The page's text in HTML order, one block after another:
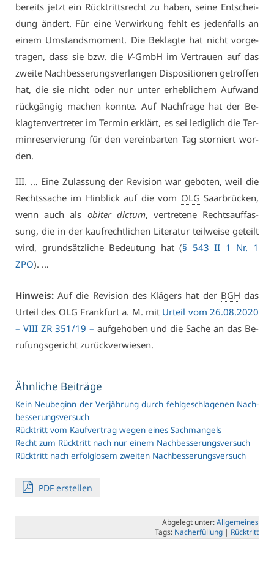
be­reits jetzt ein Rück­tritts­recht zu ha­ben, sei­ne Ent­schei­
dung än­dert. Für ei­ne Ver­wir­kung fehlt es je­den­falls an
ei­nem Um­stands­mo­ment. Die Be­klag­te hat nicht vor­ge­
tra­gen, dass sie bzw. die V-GmbH im Ver­trau­en auf das
zwei­te Nach­bes­se­rungs­ver­lan­gen Dis­po­si­tio­nen ge­trof­fen
hat, die sie nicht oder nur un­ter er­heb­li­chem Auf­wand
rück­gän­gig ma­chen konn­te. Auf Nach­fra­ge hat der Be­
klag­ten­ver­tre­ter im Ter­min er­klärt, es sei le­dig­lich die Ter­
min­re­ser­vie­rung für den ver­ein­bar­ten Tag stor­niert wor­
den.
III. … Ei­ne Zu­las­sung der Re­vi­si­on war ge­bo­ten, weil die
Rechts­sa­che im Hin­blick auf die vom OLG Saar­brü­cken,
wenn auch als ob­iter dic­tum, ver­tre­te­ne Rechts­auf­fas­
sung, die in der kauf­recht­li­chen Li­te­ra­tur teil­wei­se ge­teilt
wird, grund­sätz­li­che Be­deu­tung hat (§ 543 II 1 Nr. 1
ZPO). …
Hin­weis: Auf die Re­vi­si­on des Klä­gers hat der BGH das
Ur­teil des OLG Frank­furt a. M. mit Ur­teil vom 26.08.2020
– VI­II ZR 351/19 – auf­ge­ho­ben und die Sa­che an das Be­
ru­fungs­ge­richt zu­rück­ver­wie­sen.
Ähn­li­che Bei­trä­ge
Kein Neu­be­ginn der Ver­jäh­rung durch fehl­ge­schla­ge­nen Nach­
bes­se­rungs­ver­such
Rück­tritt vom Kauf­ver­trag we­gen ei­nes Sach­man­gels
Recht zum Rück­tritt nach nur ei­nem Nach­bes­se­rungs­ver­such
Rück­tritt nach er­folg­lo­sem zwei­ten Nach­bes­se­rungs­ver­such
PDF er­stel­len
Ab­ge­legt un­ter:All­ge­mei­nes
Tags: Nach­er­fül­lung | Rück­tritt